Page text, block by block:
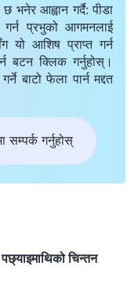
ब्रदर-सिस्टरहरूले
छिन्, जब कुनै कुराले
खडा गर्छिन् र अरूसँग
गरे। उनले अरूको
ढिलाइ गरिन्। हाम्रो
उनलाई सत्यता खोज्न
उनी सही र
वा आफूलाई चिन्ने
भनेर आह्वान गर्दै: पीडा
गर्न प्रभुको आगमनलाई
यो आशिष प्राप्त गर्न
बटन क्लिक गर्नुहोस्।
बाटो फेला पार्न मद्दत
गर्नुहोस्
चिन्तन